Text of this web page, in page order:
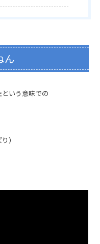
ん
いう意味での
）